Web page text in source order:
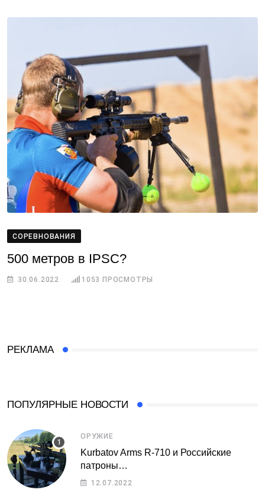
СОРЕВНОВАНИЯ
500 метров в IPSC?
30.06.2022 1053 ПРОСМОТРЫ
РЕКЛАМА
ПОПУЛЯРНЫЕ НОВОСТИ
ОРУЖИЕ
Kurbatov Arms R-710 и Российские
патроны…
12.07.2022